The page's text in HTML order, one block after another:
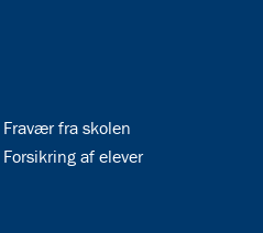
34.8:
Fravær fra skolen
34.10:
Forsikring af elever